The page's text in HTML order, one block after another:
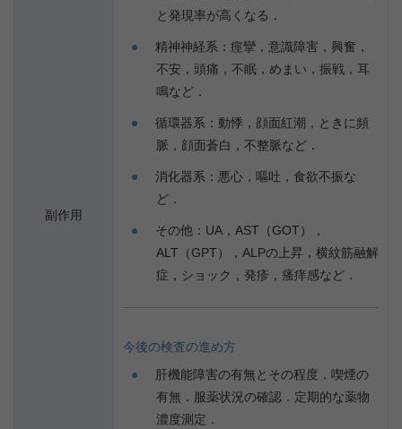
副作用
と発現率が高くなる．
精神神経系：痙攣，意識障害，興奮，
不安，頭痛，不眠，めまい，振戦，耳
鳴など．
循環器系：動悸，顔面紅潮，ときに頻
脈，顔面蒼白，不整脈など．
消化器系：悪心，嘔吐，食欲不振な
ど．
その他：UA，AST（GOT），
ALT（GPT），ALPの上昇，横紋筋融解
症，ショック，発疹，瘙痒感など．
今後の検査の進め方
肝機能障害の有無とその程度．喫煙の
有無．服薬状況の確認．定期的な薬物
濃度測定．